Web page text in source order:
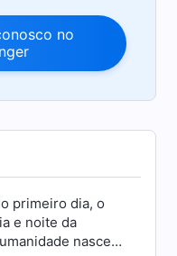
no
primeiro dia, o
e noite da
nascem